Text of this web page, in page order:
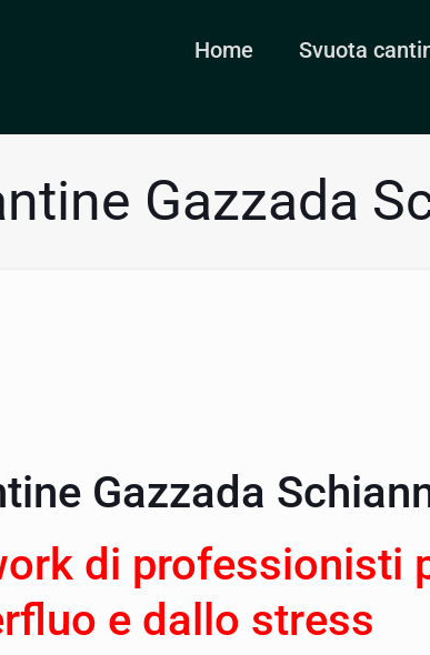
Home Svuota
Gazzada
Gazzada
di professionisti
e dallo stress